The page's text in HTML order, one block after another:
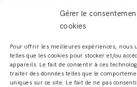
Gérer le
cookies
Pour offrir les meilleures expériences, nous
telles que les cookies pour stocker et/ou
appareils. Le fait de consentir à ces
traiter des données telles que le
uniques sur ce site. Le fait de ne pas
LEAVE A REPLY
Vous devezvous connecterpour
commentaire.